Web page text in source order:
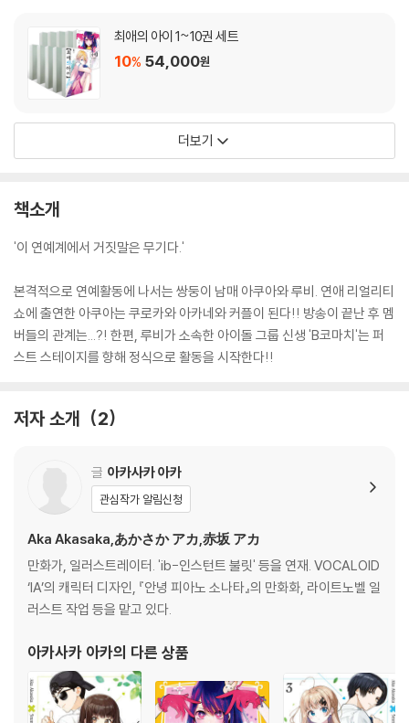
최애의 아이 1~10권 세트
10% 54,000원
더보기
책소개
'이 연예계에서 거짓말은 무기다.'
본격적으로 연예활동에 나서는 쌍둥이 남매 아쿠아와 루비. 연애 리얼리티
쇼에 출연한 아쿠아는 쿠로카와 아카네와 커플이 된다!! 방송이 끝난 후 멤
버들의 관계는...?! 한편, 루비가 소속한 아이돌 그룹 신생 'B코마치'는 퍼
스트 스테이지를 향해 정식으로 활동을 시작한다!!
저자 소개 2
글 아카사카 아카
관심작가 알림신청
Aka Akasaka,あかさか アカ,赤坂 アカ
만화가, 일러스트레이터. 'ib-인스턴트 불릿' 등을 연재. VOCALOID
‘IA’의 캐릭터 디자인, 『안녕 피아노 소나타』의 만화화, 라이트노벨 일
러스트 작업 등을 맡고 있다.
아카사카 아카의 다른 상품